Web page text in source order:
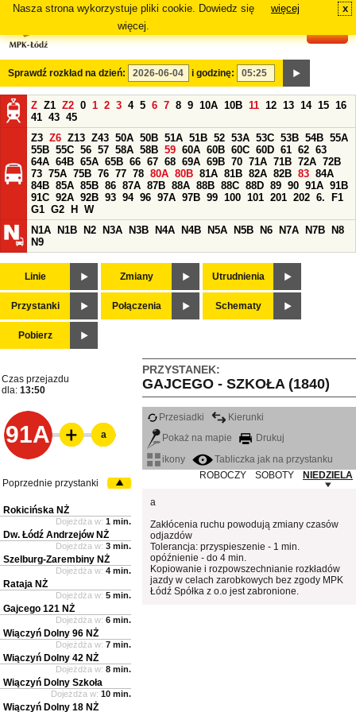
Nasza strona wykorzystuje pliki cookie. Dowiedz się
więcej.
więcej x
Sprawdź rozkład na dzień: i godzinę:
Z Z1 Z2 0 1 2 3 4 5 6 7 8 9 10A 10B 11 12 13 14 15 16
41 43 45
Z3 Z6 Z13 Z43 50A 50B 51A 51B 52 53A 53C 53B 54B 55A
55B 55C 56 57 58A 58B 59 60A 60B 60C 60D 61 62 63
64A 64B 65A 65B 66 67 68 69A 69B 70 71A 71B 72A 72B
73 75A 75B 76 77 78 80A 80B 81A 81B 82A 82B 83 84A
84B 85A 85B 86 87A 87B 88A 88B 88C 88D 89 90 91A 91B
91C 92A 92B 93 94 96 97A 97B 99 100 101 201 202 6.
F1
G1 G2 H
W
N1A
N1B N2 N3A N3B N4A N4B N5A N5B N6 N7A N7B
N8
N9
Linie Zmiany Utrudnienia
Przystanki Połączenia Schematy
Pobierz
PRZYSTANEK:
GAJCEGO - SZKOŁA (1840)
Czas przejazdu
dla: 13:50
91A
Przesiadki
Kierunki
Pokaż na mapie
Drukuj
ikony
Tabliczka jak na przystanku
ROBOCZY
SOBOTY NIEDZIELA
a
Zakłócenia ruchu powodują zmiany czasów
odjazdów
Tolerancja: przyspieszenie - 1 min.
opóźnienie - do 4 min.
Kopiowanie i rozpowszechnianie rozkładów
jazdy w celach zarobkowych bez zgody MPK
Łódź Spółka z o.o jest zabronione.
a
Poprzednie przystanki
Rokicińska NŻ
Dojeżdża w: 1 min.
Dw. Łódź Andrzejów NŻ
Dojeżdża w: 3 min.
Szelburg-Zarembiny NŻ
Dojeżdża w: 4 min.
Rataja NŻ
Dojeżdża w: 5 min.
Gajcego 121 NŻ
Dojeżdża w: 6 min.
Wiączyń Dolny 96 NŻ
Dojeżdża w: 7 min.
Wiączyń Dolny 42 NŻ
Dojeżdża w: 8 min.
Wiączyń Dolny Szkoła
Dojeżdża w: 10 min.
Wiączyń Dolny 18 NŻ